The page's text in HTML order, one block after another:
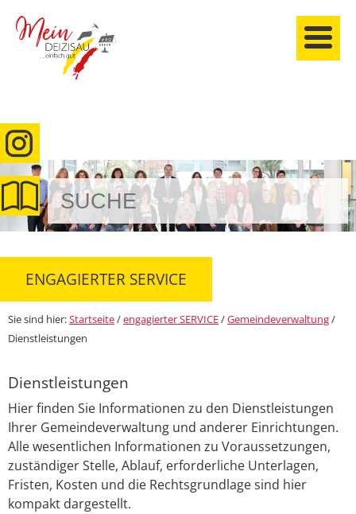
anmelden
ENGAGIERTER SERVICE
Sie sind hier:Startseite/engagierter SERVICE/Gemeindeverwaltung/
Dienstleistungen
Dienstleistungen
Hier finden Sie Informationen zu den Dienstleistungen
Ihrer Gemeindeverwaltung und anderer Einrichtungen.
Alle wesentlichen Informationen zu Voraussetzungen,
zuständiger Stelle, Ablauf, erforderliche Unterlagen,
Fristen, Kosten und die Rechtsgrundlage sind hier
kompakt dargestellt.